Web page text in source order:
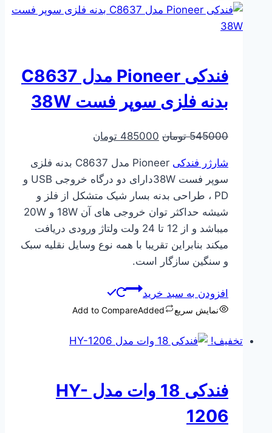
فندکی Pioneer مدل C8637
بدنه فلزی سوپر فست 38W
545000 تومان قیمت
545000 تومان
بود.
485000 تومان
485000 تومان
است.
شارژر فندکی
Pioneer مدل C8637 بدنه فلزی
سوپر فست 38Wدارای دو درگاه خروجی USB و
PD ، طراحی بدنه بسار شیک متشکل از فلز و
شیشه حداکثر توان خروجی های آن 18W و 20W
میباشد و از 12 تا 24 ولت ولتاژ ورودی دریافت
میکند بنابراین تقریبا با همه نوع وسایل نقلیه سبک
و سنگین سازگار است.
افزودن به سبد خرید
نمایش سریع Add to CompareAdded
تخفیف!
فندکی 18 وات مدل HY-
1206